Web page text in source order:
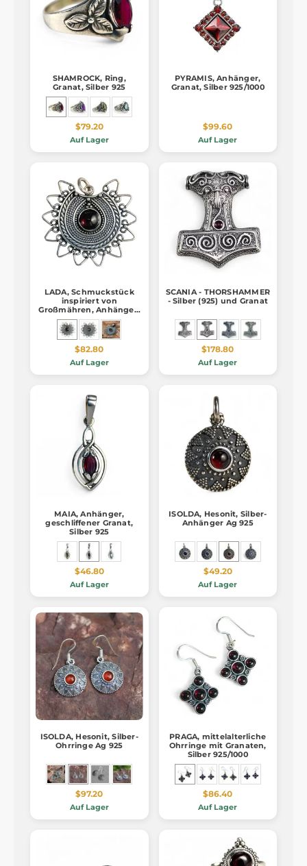
SHAMROCK, Ring,
Granat, Silber 925
$79.20
Auf Lager
PYRAMIS, Anhänger,
Granat, Silber 925/1000
$99.60
Auf Lager
LADA, Schmuckstück
inspiriert von
Großmähren, Anhänger,
Ag 925
$82.80
Auf Lager
SCANIA - THORSHAMMER
- Silber (925) und Granat
$178.80
Auf Lager
MAIA, Anhänger,
geschliffener Granat,
Silber 925
$46.80
Auf Lager
ISOLDA, Hesonit, Silber-
Anhänger Ag 925
$49.20
Auf Lager
ISOLDA, Hesonit, Silber-
Ohrringe Ag 925
$97.20
Auf Lager
PRAGA, mittelalterliche
Ohrringe mit Granaten,
Silber 925/1000
$86.40
Auf Lager